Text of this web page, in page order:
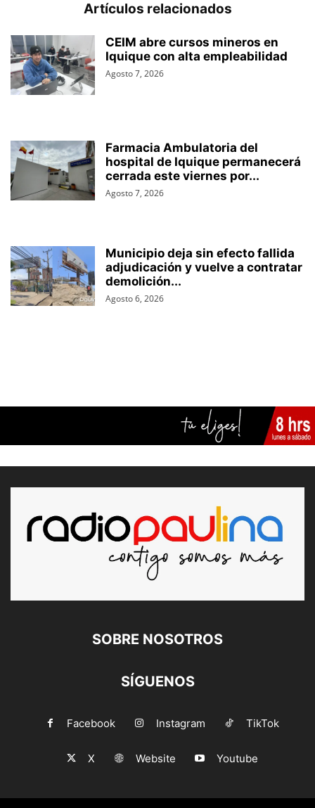
Artículos relacionados
CEIM abre cursos mineros en
Iquique con alta empleabilidad
Agosto 7, 2026
Farmacia Ambulatoria del
hospital de Iquique permanecerá
cerrada este viernes por...
Agosto 7, 2026
Municipio deja sin efecto fallida
adjudicación y vuelve a contratar
demolición...
Agosto 6, 2026
SOBRE NOSOTROS
SÍGUENOS
Facebook Instagram TikTok
X Website Youtube